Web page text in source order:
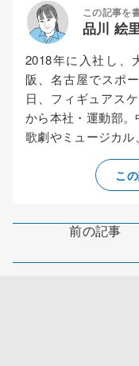
この記事を
品川 絵
2018年に入社し、
阪、名古屋でスポ
日、フィギュアス
から本社・運動部
歌劇やミュージカル
こ
前の記事